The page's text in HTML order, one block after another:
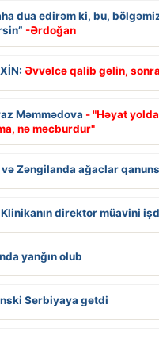
dua edirəm ki, bu,
-Ərdoğan
Əvvəlcə qalib gəlin, sonra
Məmmədova - "Həyat
nə məcburdur"
və Zəngilanda ağaclar
direktor müavini
yanğın olub
Serbiyaya getdi